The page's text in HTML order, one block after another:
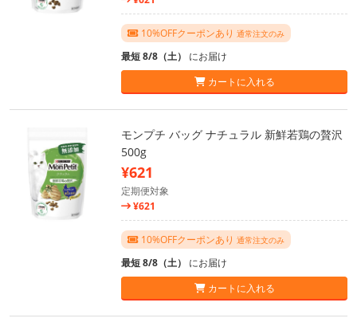
10%OFFクーポンあり 通常注文のみ
最短 8/8（土） にお届け
カートに入れる
モンプチ バッグ ナチュラル 新鮮若鶏の贅沢
500g
¥621
定期便対象
¥621
10%OFFクーポンあり 通常注文のみ
最短 8/8（土） にお届け
カートに入れる